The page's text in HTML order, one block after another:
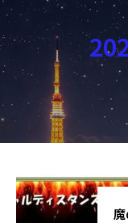
運命予報占いとは
あなたの所属部屋を
最恐の相性占い
秘伝公開！吉凶カレン
記事カテゴリー
ブログ